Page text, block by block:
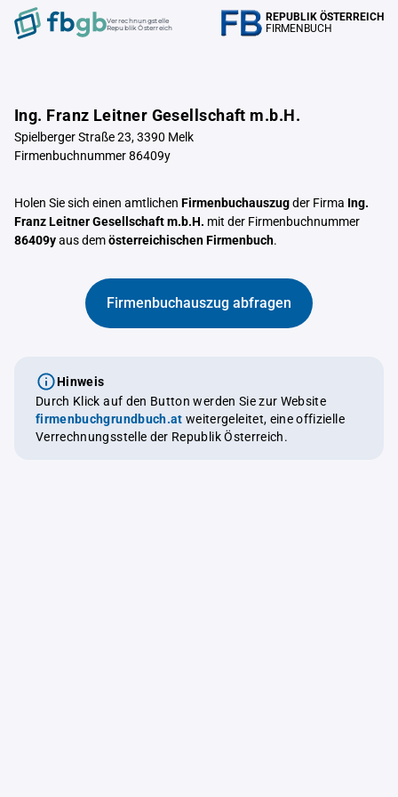
Verrechnungstelle
Republik Österreich
REPUBLIK ÖSTERREICH
FIRMENBUCH
Ing. Franz Leitner Gesellschaft m.b.H.
Spielberger Straße 23, 3390 Melk
Firmenbuchnummer 86409y
Holen Sie sich einen amtlichen Firmenbuchauszugder Firma Ing.
Franz Leitner Gesellschaft m.b.H. mit der Firmenbuchnummer
86409yaus demösterreichischen Firmenbuch.
Firmenbuchauszug abfragen
Hinweis
Durch Klick auf den Button werden Sie zur Website
firmenbuchgrundbuch.at weitergeleitet, eine offizielle
Verrechnungsstelle der Republik Österreich.